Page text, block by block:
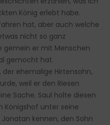
König erlebt habe.
hat, aber auch welche
nicht so ganz
gemein er mit Menschen
gemocht hat.
der ehemalige Hirtensohn,
weil er den Riesen
Sache. Saul holte diesen
Königshof unter seine
kennen, den Sohn